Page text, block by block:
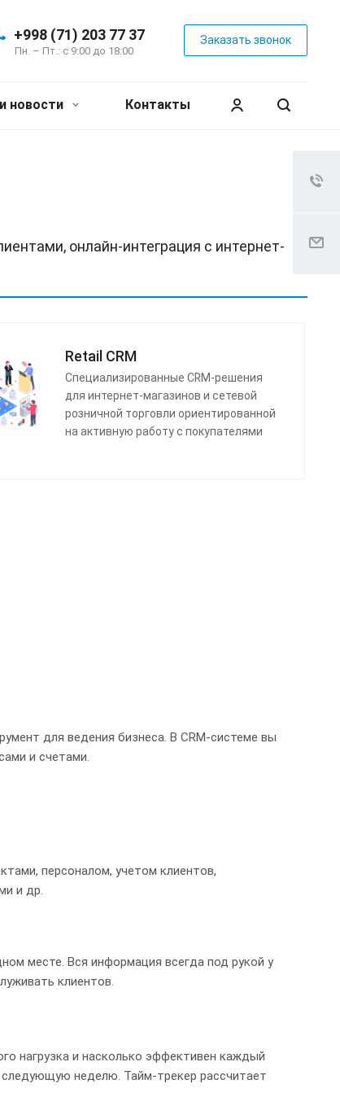
+998 (71) 203 77 37
Пн. – Пт.: с 9:00 до 18:00
Заказать звонок
новости Контакты
онлайн-интеграция с интернет-
Retail CRM
Cпециализированные CRM-решения
для интернет-магазинов и сетевой
розничной торговли ориентированной
на активную работу с покупателями
для ведения бизнеса. В CRM-системе вы
и счетами.
персоналом, учетом клиентов,
и др.
месте. Вся информация всегда под рукой у
клиентов.
нагрузка и насколько эффективен каждый
следующую неделю. Тайм-трекер рассчитает